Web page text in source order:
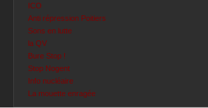
ICO
Anti répression Poitiers
Sons en lutte
la QV
Bure Stop !
Stop Nogent
Info nucléaire
La mouette enragée